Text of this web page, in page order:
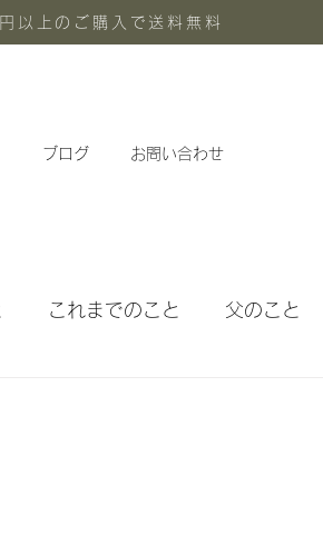
上のご購入で送料無料
ブログ お問い合わせ
これまでのこと 父のこと